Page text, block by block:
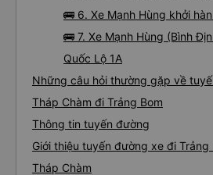
🚌 6. Xe Mạnh Hùng khởi
🚌 7. Xe Mạnh Hùng (Bình
Quốc Lộ 1A
Những câu hỏi thường gặp về
Tháp Chàm đi Trảng Bom
Thông tin tuyến đường
Giới thiệu tuyến đường xe đi Trảng
Tháp Chàm